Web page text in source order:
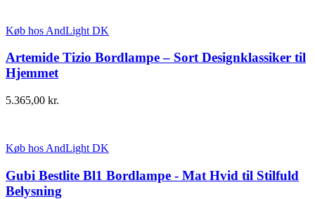
Køb hos AndLight DK
Artemide Tizio Bordlampe – Sort Designklassiker til
Hjemmet
5.365,00 kr.
Køb hos AndLight DK
Gubi Bestlite Bl1 Bordlampe - Mat Hvid til Stilfuld
Belysning